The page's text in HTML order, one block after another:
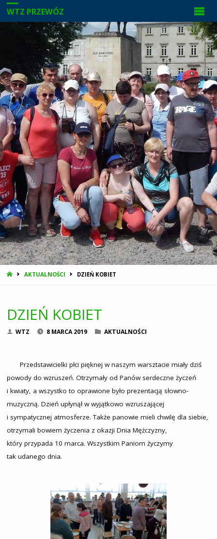
WTZ PRZEWÓZ
STRONA
AKTUALNOŚCI DZIEŃ KOBIET
DZIEŃ KOBIET
WTZ 8 MARCA 2019 AKTUALNOŚCI
Przedstawicielki płci pięknej w naszym warsztacie miały dziś
powody do wzruszeń. Otrzymały od Panów serdeczne życzeń
i kwiaty, a wszystko to oprawione było prezentacją słowno-
muzyczną. Dzień upłynął w wyjątkowo wzruszającej
i sympatycznej atmosferze. Także panowie mieli chwilę dla siebie,
otrzymali bowiem życzenia z okazji Dnia Mężczyzny,
który przypada 10 marca. Wszystkim Paniom życzymy
tak udanego dnia.